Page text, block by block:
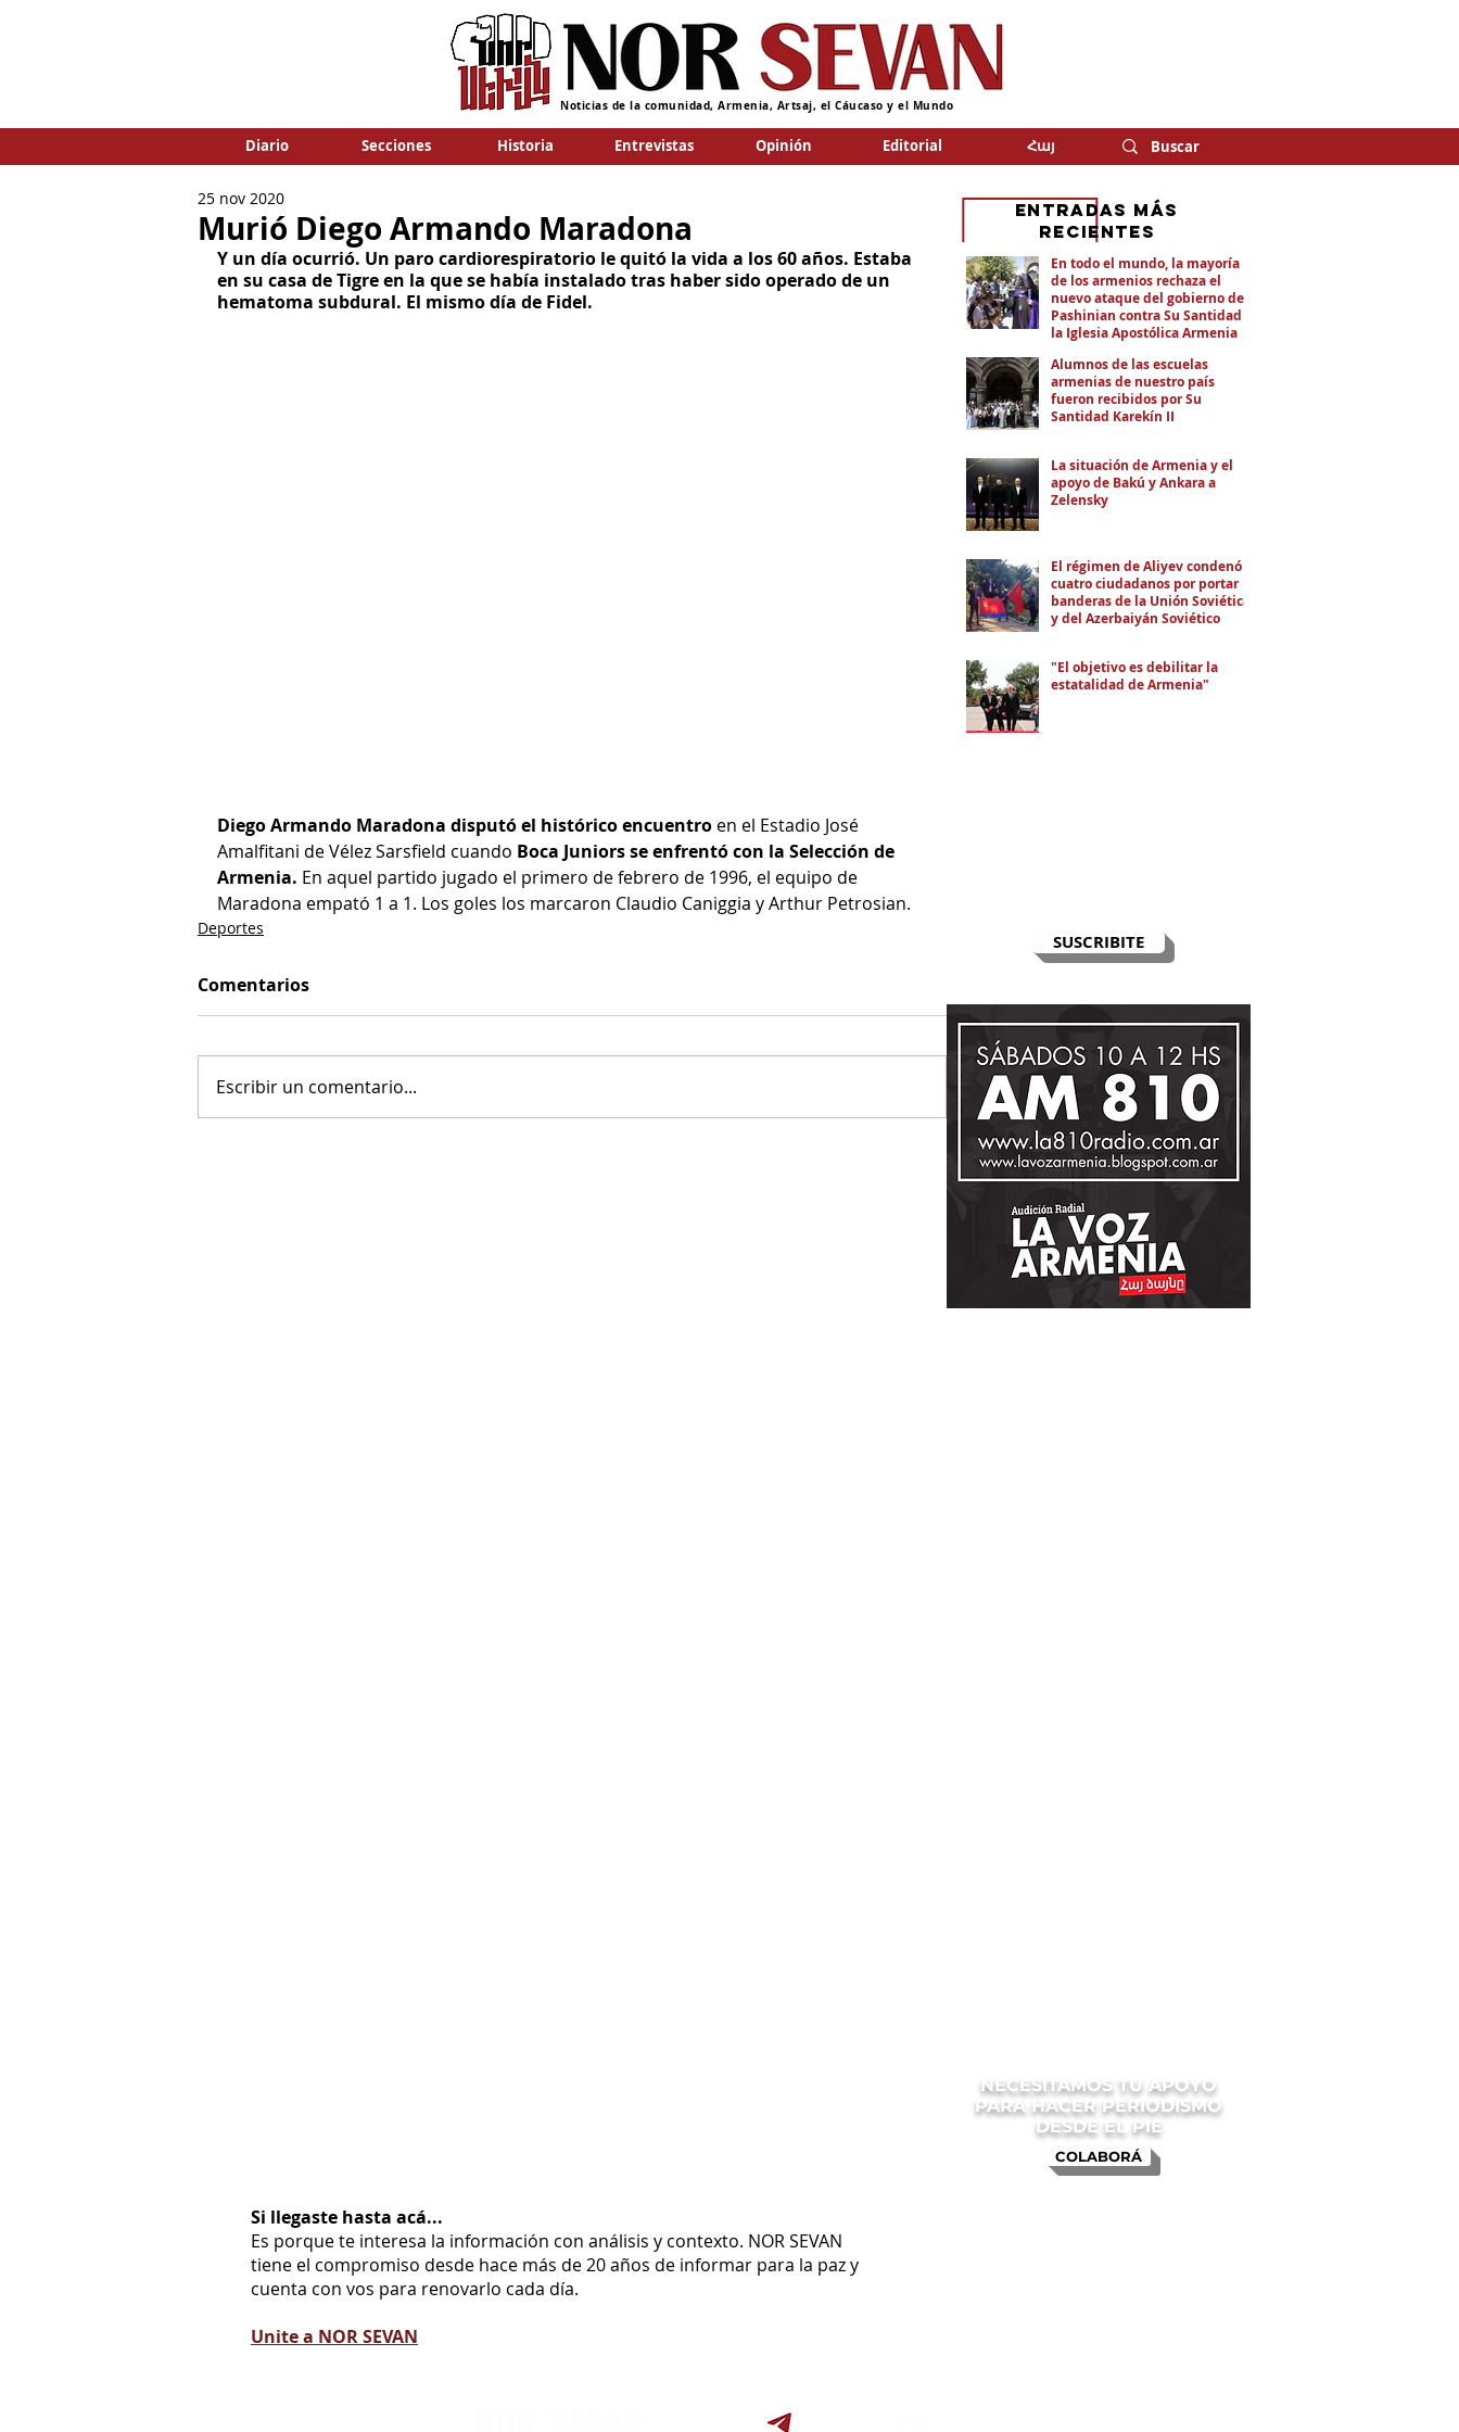
Noticias de la comunidad, Armenia, Artsaj, el Cáucaso y el Mundo
Diario Secciones Historia Entrevistas Opinión Editorial Հայ
Murió Diego Armando Maradona
25 nov 2020
Y un día ocurrió. Un paro cardiorespiratorio le quitó la vida a los 60 años. Estaba
en su casa de Tigre en la que se había instalado tras haber sido operado de un
hematoma subdural. El mismo día de Fidel.
Diego Armando Maradona disputó el histórico encuentro en el Estadio José
Amalfitani de Vélez Sarsfield cuando Boca Juniors se enfrentó con la Selección de
Armenia. En aquel partido jugado el primero de febrero de 1996, el equipo de
Maradona empató 1 a 1. Los goles los marcaron Claudio Caniggia y Arthur Petrosian.
Deportes
Comentarios
Escribir un comentario...
SUSCRIBITE
En todo el mundo, la mayoría
de los armenios rechaza el
nuevo ataque del gobierno de
Pashinian contra Su Santidad y
la Iglesia Apostólica Armenia
Alumnos de las escuelas
armenias de nuestro país
fueron recibidos por Su
Santidad Karekín II
La situación de Armenia y el
apoyo de Bakú y Ankara a
Zelensky
El régimen de Aliyev condenó a
cuatro ciudadanos por portar
banderas de la Unión Soviética
y del Azerbaiyán Soviético
"El objetivo es debilitar la
estatalidad de Armenia"
eNTRADAS MÁS
RECIENTES
COLABORÁ
NECESITAMOS TU APOYO
PARA HACER PERIODISMO
DESDE EL PIE
Si llegaste hasta acá...
Es porque te interesa la información con análisis y contexto. NOR SEVAN
tiene el compromiso desde hace más de 20 años de informar para la paz y
cuenta con vos para renovarlo cada día.
Unite a NOR SEVAN